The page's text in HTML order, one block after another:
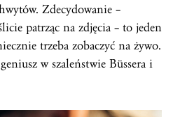
Zdecydowanie –
patrząc na zdjęcia – to jeden
trzeba zobaczyć na żywo.
w szaleństwie Büssera i